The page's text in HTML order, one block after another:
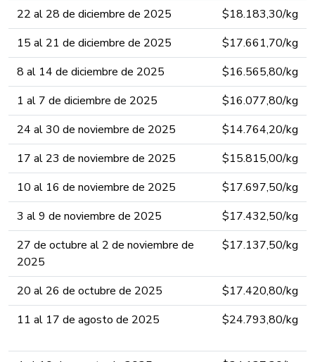
22 al 28 de diciembre de 202​5​​​​​​​
​​$18.183,30​​​/kg​​
15 al 21 de diciembre de 202​5​​​​​​​
​​$17.661,70​​​/kg​​
8 al 14 de diciembre de 202​5​​​​​​​
​​$16.565,80​​​/kg​​
1 al 7 de diciembre de 202​5​​​​​​​
​​$16.077,80​​​/kg​​
24 al 30 de noviembre de 202​5​​​​​​​
​​$14.764,20​​​/kg​​
17 al 23 de noviembre de 202​5​​​​​​​
​​$15.815,00​​​/kg​​
10 al 16 de noviembre de 202​5​​​​​​​
​​$17.697,50​​/kg​​
3 al 9 de noviembre de 202​5​​​​​​​
​​$17.432,50​/kg​​
27 de octubre al 2 de noviembre de
202​5​​​​​​​
​​$17.137,50​/kg​​
20 al 26 de octubre de 202​5​​​​​​​
​​$17.420,80/kg​​
11 al 17 de agosto de 2025​​​​​​
​​$24.793,80​/kg​